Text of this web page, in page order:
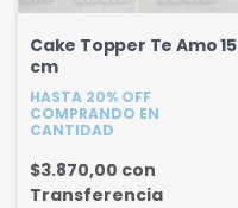
Cake Topper Te Amo 15
cm
HASTA 20% OFF
COMPRANDO EN
CANTIDAD
$3.870,00 con
Transferencia